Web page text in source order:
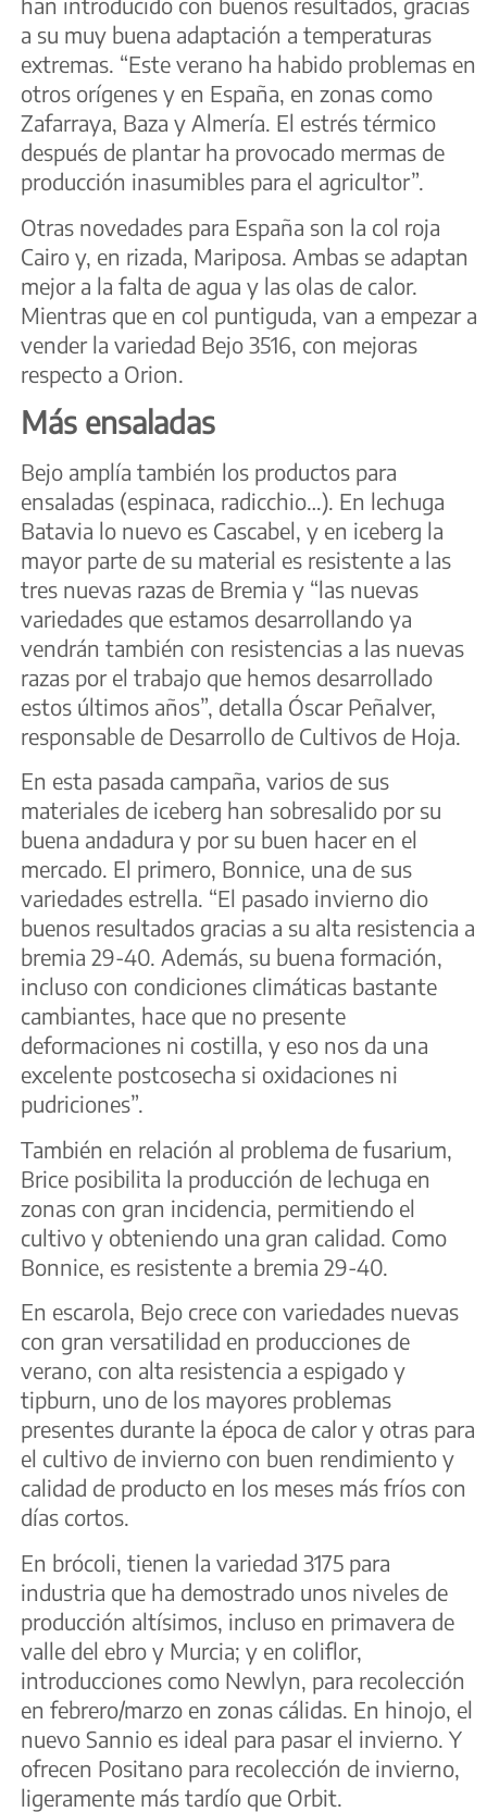
a su muy buena adaptación a temperaturas
extremas. “Este verano ha habido problemas en
otros orígenes y en España, en zonas como
Zafarraya, Baza y Almería. El estrés térmico
después de plantar ha provocado mermas de
producción inasumibles para el agricultor”.
Otras novedades para España son la col roja
Cairo y, en rizada, Mariposa. Ambas se adaptan
mejor a la falta de agua y las olas de calor.
Mientras que en col puntiguda, van a empezar a
vender la variedad Bejo 3516, con mejoras
respecto a Orion.
Más ensaladas
Bejo amplía también los productos para
ensaladas (espinaca, radicchio…). En lechuga
Batavia lo nuevo es Cascabel, y en iceberg la
mayor parte de su material es resistente a las
tres nuevas razas de Bremia y “las nuevas
variedades que estamos desarrollando ya
vendrán también con resistencias a las nuevas
razas por el trabajo que hemos desarrollado
estos últimos años”, detalla Óscar Peñalver,
responsable de Desarrollo de Cultivos de Hoja.
En esta pasada campaña, varios de sus
materiales de iceberg han sobresalido por su
buena andadura y por su buen hacer en el
mercado. El primero, Bonnice, una de sus
variedades estrella. “El pasado invierno dio
buenos resultados gracias a su alta resistencia a
bremia 29-40. Además, su buena formación,
incluso con condiciones climáticas bastante
cambiantes, hace que no presente
deformaciones ni costilla, y eso nos da una
excelente postcosecha si oxidaciones ni
pudriciones”.
También en relación al problema de fusarium,
Brice posibilita la producción de lechuga en
zonas con gran incidencia, permitiendo el
cultivo y obteniendo una gran calidad. Como
Bonnice, es resistente a bremia 29-40.
En escarola, Bejo crece con variedades nuevas
con gran versatilidad en producciones de
verano, con alta resistencia a espigado y
tipburn, uno de los mayores problemas
presentes durante la época de calor y otras para
el cultivo de invierno con buen rendimiento y
calidad de producto en los meses más fríos con
días cortos.
En brócoli, tienen la variedad 3175 para
industria que ha demostrado unos niveles de
producción altísimos, incluso en primavera de
valle del ebro y Murcia; y en coliflor,
introducciones como Newlyn, para recolección
en febrero/marzo en zonas cálidas. En hinojo, el
nuevo Sannio es ideal para pasar el invierno. Y
ofrecen Positano para recolección de invierno,
ligeramente más tardío que Orbit.